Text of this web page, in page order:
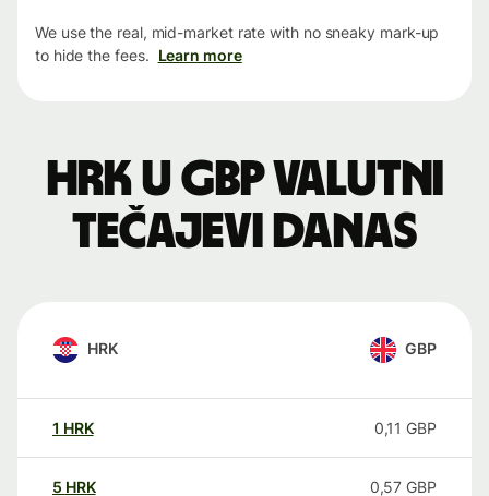
We use the real, mid-market rate with no sneaky mark-up
to hide the fees. Learn more
HRK u GBP valutni
tečajevi danas
HRK GBP
1 HRK 0,11 GBP
5 HRK 0,57 GBP